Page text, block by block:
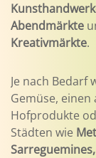
Abendmärkte
Kreativmärkte.
Je nach Bedarf
Gemüse, einen
Hofprodukte
Städten wie